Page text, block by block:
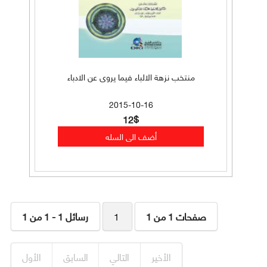
منتخب نزهة الالباء فيما يروى عن الادباء
2015-10-16
12$
رسائل 1 - 1 من 1 1 صفحات 1 من 1
الأول السابق التالي الأخير